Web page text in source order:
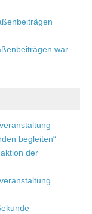
war
begleiten“
der